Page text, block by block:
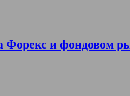
Форекс и фондовом